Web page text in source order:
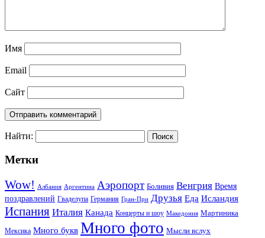
Имя
Email
Сайт
Найти:
Метки
Wow! Албания Аргентина Аэропорт Боливия Венгрия Время
поздравлений Гваделупа Германия Гран-При Друзья Еда Исландия
Испания Италия Канада Концерты и шоу Македония Мартиника
Мексика Много букв Много фото Мысли вслух